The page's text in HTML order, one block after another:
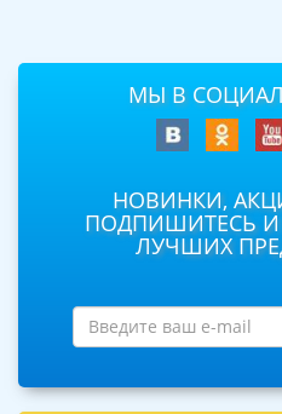
МЫ В
НОВИНКИ,
ПОДПИШИТЕСЬ И
ЛУЧШИХ